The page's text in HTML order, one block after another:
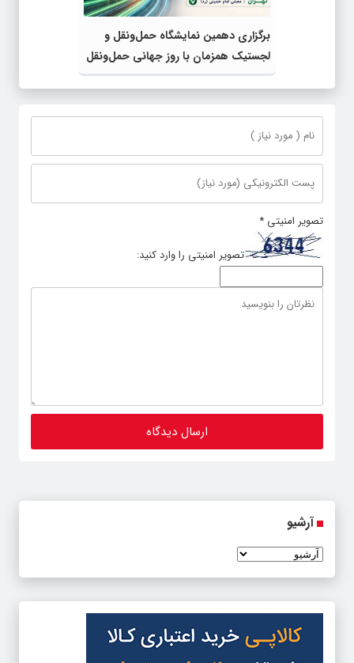
برگزاری دهمین نمایشگاه حمل‌ونقل و
لجستیک همزمان با روز جهانی حمل‌ونقل
پایدار سازمان ملل متحد
تصویر امنیتی *
تصویر امنیتی را وارد کنید:
آرشیو